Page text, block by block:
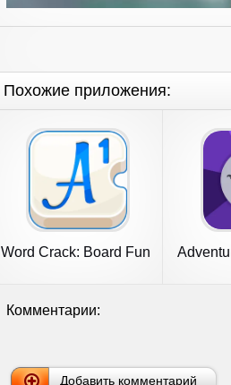
Похожие приложения:
Word Crack: Board Fun
Комментарии:
Добавить комментарий